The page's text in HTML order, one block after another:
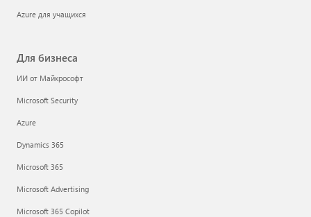
Azure для учащихся
Для бизнеса
ИИ от Майкрософт
Microsoft Security
Azure
Dynamics 365
Microsoft 365
Microsoft Advertising
Microsoft 365 Copilot